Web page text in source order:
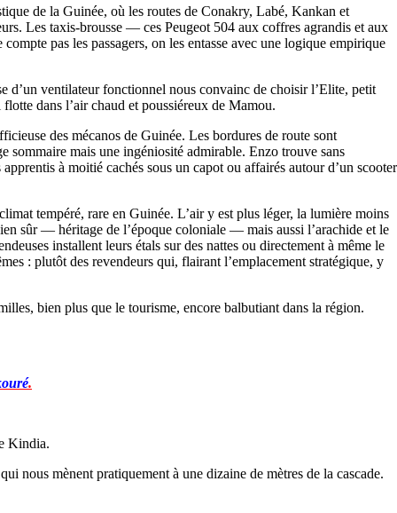
de la Guinée, où les routes de Conakry, Labé, Kankan et
Les taxis-brousse — ces Peugeot 504 aux coffres agrandis et aux
pas les passagers, on les entasse avec une logique empirique
d’un ventilateur fonctionnel nous convainc de choisir l’Elite, petit
dans l’air chaud et poussiéreux de Mamou.
des mécanos de Guinée. Les bordures de route sont
sommaire mais une ingéniosité admirable. Enzo trouve sans
à moitié cachés sous un capot ou affairés autour d’un scooter
tempéré, rare en Guinée. L’air y est plus léger, la lumière moins
sûr — héritage de l’époque coloniale — mais aussi l’arachide et le
installent leurs étals sur des nattes ou directement à même le
: plutôt des revendeurs qui, flairant l’emplacement stratégique, y
bien plus que le tourisme, encore balbutiant dans la région.
.
Kindia.
nous mènent pratiquement à une dizaine de mètres de la cascade.